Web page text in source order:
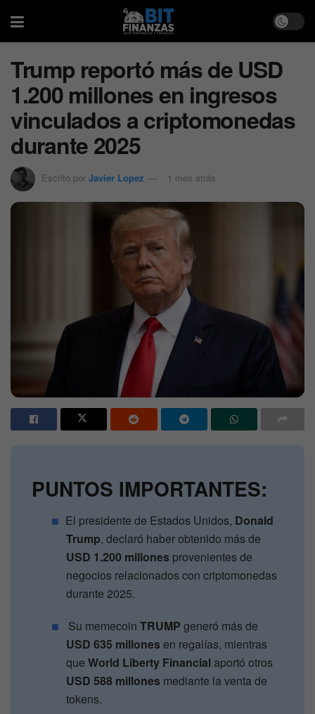
Trump reportó más de USD
1.200 millones en ingresos
vinculados a criptomonedas
durante 2025
Escrito por Javier Lopez 1 mes atrás
PUNTOS IMPORTANTES:
El presidente de Estados Unidos, Donald
Trump, declaró haber obtenido más de
USD 1.200 millones provenientes de
negocios relacionados con criptomonedas
durante 2025.
Su memecoinTRUMP generó más de
USD 635 millones en regalías, mientras
queWorld Liberty Financial aportó otros
USD 588 millones mediante la venta de
tokens.